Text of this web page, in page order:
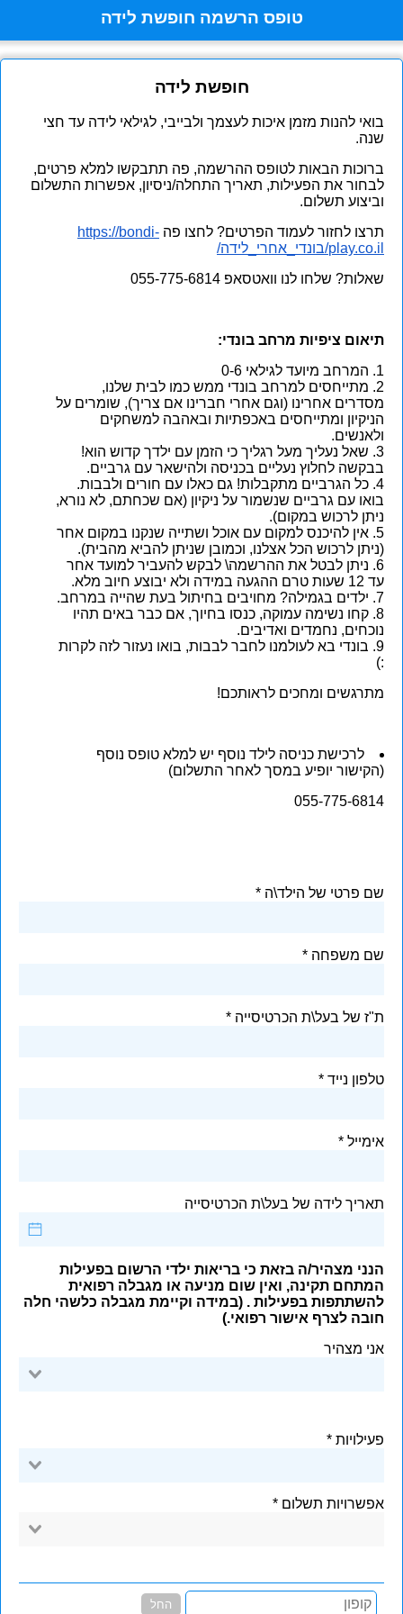
טופס הרשמה חופשת לידה
חופשת לידה
בואי להנות מזמן איכות לעצמך ולבייבי, לגילאי לידה עד חצי
שנה.
ברוכות הבאות לטופס ההרשמה, פה תתבקשו למלא פרטים,
לבחור את הפעילות, תאריך התחלה/ניסיון, אפשרות התשלום
וביצוע תשלום.
תרצו לחזור לעמוד הפרטים? לחצו פה https://bondi-
play.co.il/בונדי_אחרי_לידה/
שאלות? שלחו לנו וואטסאפ 055-775-6814⁩
תיאום ציפיות מרחב בונדי:
המרחב מיועד לגילאי 0-6
מתייחסים למרחב בונדי ממש כמו לבית שלנו,
מסדרים אחרינו (וגם אחרי חברינו אם צריך), שומרים על
הניקיון ומתייחסים באכפתיות ובאהבה למשחקים
ולאנשים.
שאל נעליך מעל רגליך כי הזמן עם ילדך קדוש הוא!
בבקשה לחלוץ נעליים בכניסה ולהישאר עם גרביים.
כל הגרביים מתקבלות! גם כאלו עם חורים ולבבות.
בואו עם גרביים שנשמור על ניקיון (אם שכחתם, לא נורא,
ניתן לרכוש במקום).
אין להיכנס למקום עם אוכל ושתייה שנקנו במקום אחר
(ניתן לרכוש הכל אצלנו, וכמובן שניתן להביא מהבית).
ניתן לבטל את ההרשמה\ לבקש להעביר למועד אחר
עד 12 שעות טרם ההגעה במידה ולא יבוצע חיוב מלא.
ילדים בגמילה? מחויבים בחיתול בעת שהייה במרחב.
קחו נשימה עמוקה, כנסו בחיוך, אם כבר באים תהיו
נוכחים, נחמדים ואדיבים.
בונדי בא לעולמנו לחבר לבבות, בואו נעזור לזה לקרות
:)
מתרגשים ומחכים לראותכם!
לרכישת כניסה לילד נוסף יש למלא טופס נוסף
(הקישור יופיע במסך לאחר התשלום)
055-775-6814⁩
שם פרטי של הילד\ה
שם משפחה
ת"ז של בעל\ת הכרטיסייה
טלפון נייד
אימייל
תאריך לידה של בעל\ת הכרטיסייה
הנני מצהיר/ה בזאת כי בריאות ילדי הרשום בפעילות
המתחם תקינה, ואין שום מניעה או מגבלה רפואית
להשתתפות בפעילות . (במידה וקיימת מגבלה כלשהי חלה
חובה לצרף אישור רפואי.)
אני מצהיר
פעילויות
אפשרויות תשלום
החל